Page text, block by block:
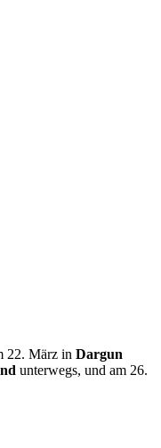
22. März in Dargun
unterwegs, und am 26.